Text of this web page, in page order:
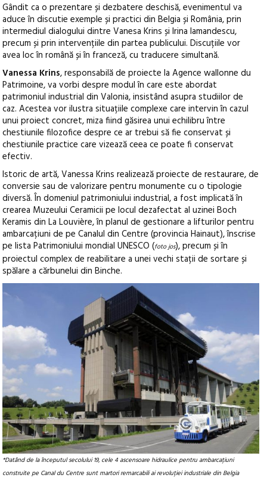
Gândit ca o prezentare și dezbatere deschisă, evenimentul va
aduce în discutie exemple și practici din Belgia și România, prin
intermediul dialogului dintre Vanesa Krins și Irina Iamandescu,
precum și prin intervențiile din partea publicului. Discuțiile vor
avea loc în română și în franceză, cu traducere simultană.
Vanessa Krins, responsabilă de proiecte la Agence wallonne du
Patrimoine, va vorbi despre modul în care este abordat
patrimoniul industrial din Valonia, insistând asupra studiilor de
caz. Acestea vor ilustra situațiile complexe care intervin în cazul
unui proiect concret, miza fiind găsirea unui echilibru între
chestiunile filozofice despre ce ar trebui să fie conservat și
chestiunile practice care vizează ceea ce poate fi conservat
efectiv.
Istoric de artă, Vanessa Krins realizează proiecte de restaurare, de
conversie sau de valorizare pentru monumente cu o tipologie
diversă. În domeniul patrimoniului industrial, a fost implicată în
crearea Muzeului Ceramicii pe locul dezafectat al uzinei Boch
Keramis din La Louvière, în planul de gestionare a lifturilor pentru
ambarcațiuni de pe Canalul din Centre (provincia Hainaut), înscrise
pe lista Patrimoniului mondial UNESCO (foto jos), precum și în
proiectul complex de reabilitare a unei vechi stații de sortare și
spălare a cărbunelui din Binche.
*Datând de la începutul secolului 19, cele 4 ascensoare hidraulice pentru ambarcațiuni
construite pe Canal du Centre sunt martori remarcabili ai revoluției industriale din Belgia